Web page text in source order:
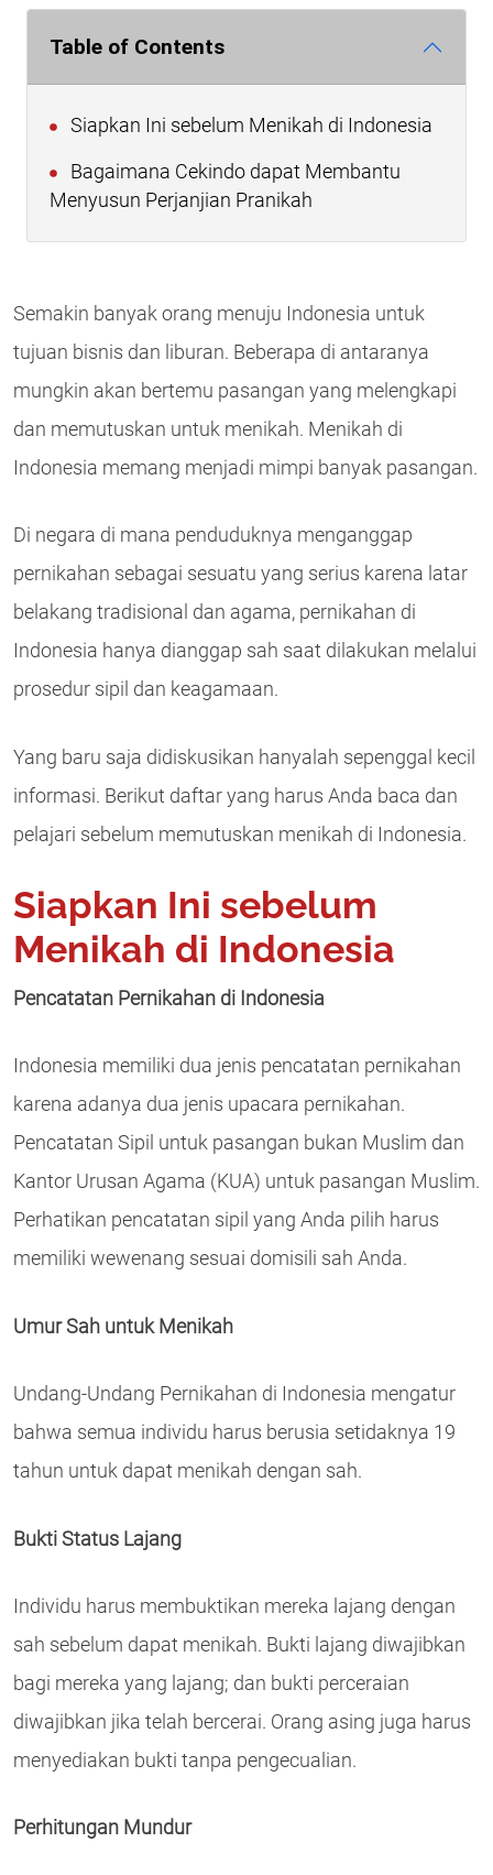
Table of Contents
Siapkan Ini sebelum Menikah di Indonesia
Bagaimana Cekindo dapat Membantu
Menyusun Perjanjian Pranikah
Semakin banyak orang menuju Indonesia untuk
tujuan bisnis dan liburan. Beberapa di antaranya
mungkin akan bertemu pasangan yang melengkapi
dan memutuskan untuk menikah. Menikah di
Indonesia memang menjadi mimpi banyak pasangan.
Di negara di mana penduduknya menganggap
pernikahan sebagai sesuatu yang serius karena latar
belakang tradisional dan agama, pernikahan di
Indonesia hanya dianggap sah saat dilakukan melalui
prosedur sipil dan keagamaan.
Yang baru saja didiskusikan hanyalah sepenggal kecil
informasi. Berikut daftar yang harus Anda baca dan
pelajari sebelum memutuskan menikah di Indonesia.
Siapkan Ini sebelum
Menikah di Indonesia
Pencatatan Pernikahan di Indonesia
Indonesia memiliki dua jenis pencatatan pernikahan
karena adanya dua jenis upacara pernikahan.
Pencatatan Sipil untuk pasangan bukan Muslim dan
Kantor Urusan Agama (KUA) untuk pasangan Muslim.
Perhatikan pencatatan sipil yang Anda pilih harus
memiliki wewenang sesuai domisili sah Anda.
Umur Sah untuk Menikah
Undang-Undang Pernikahan di Indonesia mengatur
bahwa semua individu harus berusia setidaknya 19
tahun untuk dapat menikah dengan sah.
Bukti Status Lajang
Individu harus membuktikan mereka lajang dengan
sah sebelum dapat menikah. Bukti lajang diwajibkan
bagi mereka yang lajang; dan bukti perceraian
diwajibkan jika telah bercerai. Orang asing juga harus
menyediakan bukti tanpa pengecualian.
Perhitungan Mundur